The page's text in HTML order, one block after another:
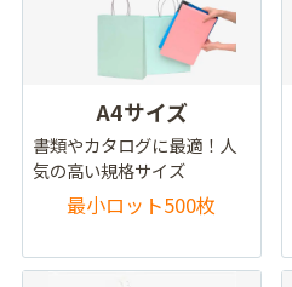
A4サイズ
書類やカタログに最適！人
気の高い規格サイズ
最小ロット500枚